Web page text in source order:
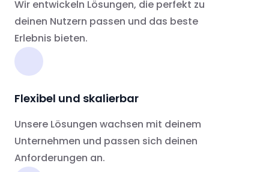
Wir entwickeln Lösungen, die perfekt zu
deinen Nutzern passen und das beste
Erlebnis bieten.
Flexibel und skalierbar
Unsere Lösungen wachsen mit deinem
Unternehmen und passen sich deinen
Anforderungen an.